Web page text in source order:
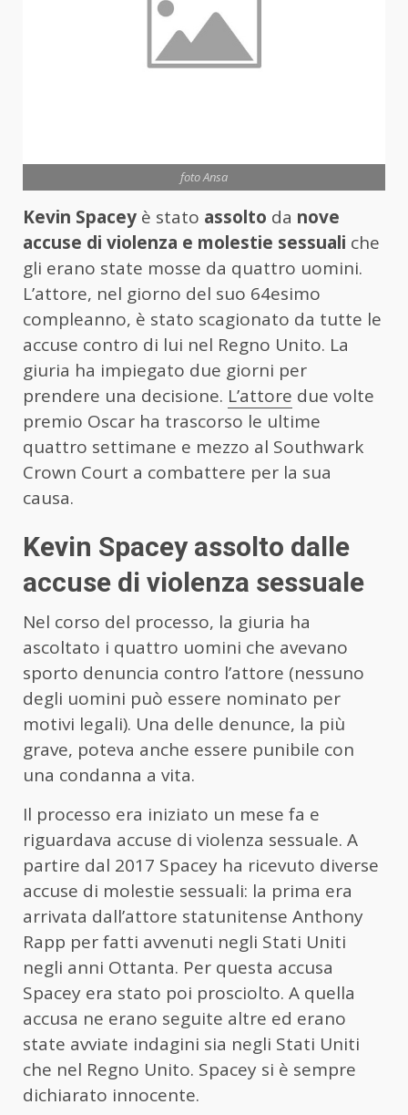
foto Ansa
Kevin Spacey è stato assolto da nove
accuse di violenza e molestie sessuali che
gli erano state mosse da quattro uomini.
L’attore, nel giorno del suo 64esimo
compleanno, è stato scagionato da tutte le
accuse contro di lui nel Regno Unito. La
giuria ha impiegato due giorni per
prendere una decisione. L’attore due volte
premio Oscar ha trascorso le ultime
quattro settimane e mezzo al Southwark
Crown Court a combattere per la sua
causa.
Kevin Spacey assolto dalle
accuse di violenza sessuale
Nel corso del processo, la giuria ha
ascoltato i quattro uomini che avevano
sporto denuncia contro l’attore (nessuno
degli uomini può essere nominato per
motivi legali). Una delle denunce, la più
grave, poteva anche essere punibile con
una condanna a vita.
Il processo era iniziato un mese fa e
riguardava accuse di violenza sessuale. A
partire dal 2017 Spacey ha ricevuto diverse
accuse di molestie sessuali: la prima era
arrivata dall’attore statunitense Anthony
Rapp per fatti avvenuti negli Stati Uniti
negli anni Ottanta. Per questa accusa
Spacey era stato poi prosciolto. A quella
accusa ne erano seguite altre ed erano
state avviate indagini sia negli Stati Uniti
che nel Regno Unito. Spacey si è sempre
dichiarato innocente.